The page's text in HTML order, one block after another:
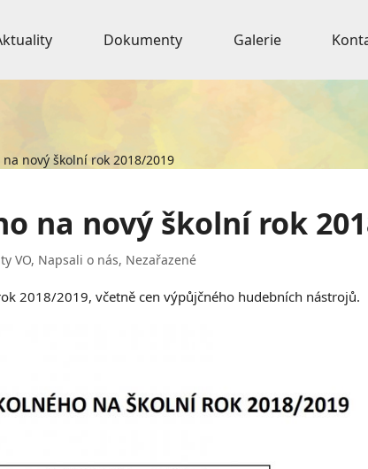
Dokumenty Galerie
nový školní rok 2018/2019
na nový školní rok
VO, Napsali o nás, Nezařazené
2018/2019, včetně cen výpůjčného hudebních nástrojů.